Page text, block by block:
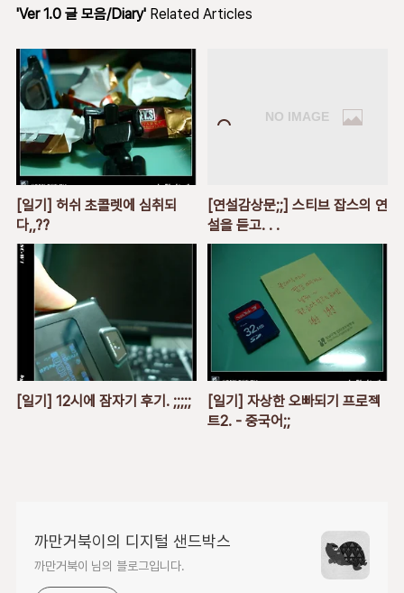
'Ver 1.0 글 모음/Diary' Related Articles
[일기] 허쉬 초콜렛에 심취되
다,,??
[연설감상문;;] 스티브 잡스의 연
설을 듣고. . .
[일기] 12시에 잠자기 후기. ;;;;;
[일기] 자상한 오빠되기 프로젝
트2. - 중국어;;
까만거북이의 디지털 샌드박스
까만거북이 님의 블로그입니다.